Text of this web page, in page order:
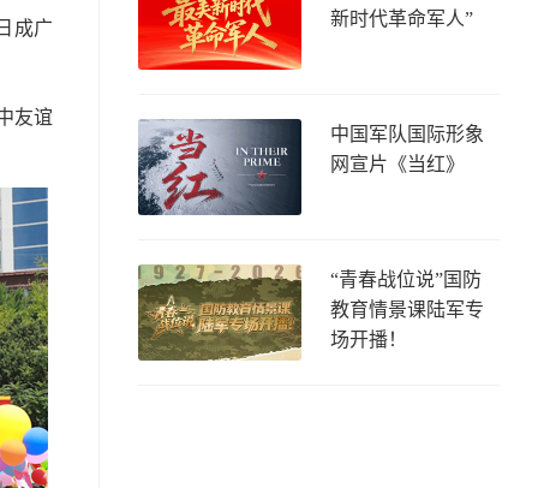
成广
友谊
新时代革命军人”
中国军队国际形象
网宣片《当红》
“青春战位说”国防
教育情景课陆军专
场开播！